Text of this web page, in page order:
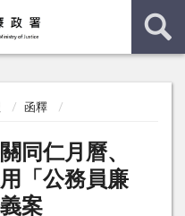
函釋
同仁月曆、
「公務員廉
案